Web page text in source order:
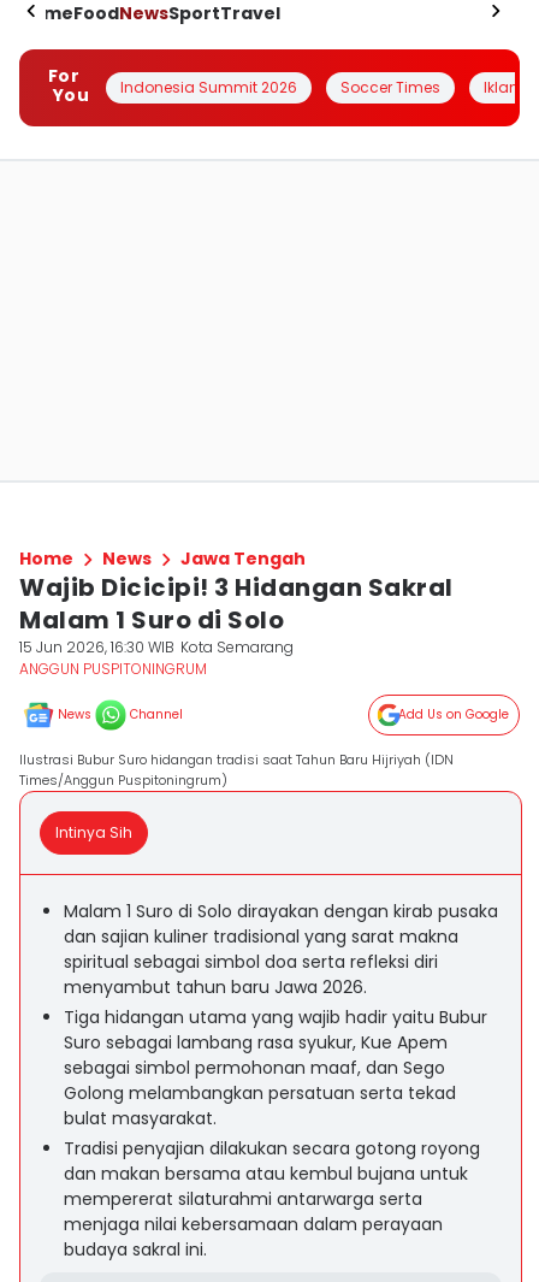
HomeFoodNewsSportTravel
For
You
Indonesia Summit 2026 Soccer Times Iklanin
Home News Jawa Tengah
Wajib Dicicipi! 3 Hidangan Sakral
Malam 1 Suro di Solo
15 Jun 2026, 16:30 WIB Kota Semarang
ANGGUN PUSPITONINGRUM
News Channel Add Us on Google
Ilustrasi Bubur Suro hidangan tradisi saat Tahun Baru Hijriyah (IDN
Times/Anggun Puspitoningrum)
Intinya Sih
Malam 1 Suro di Solo dirayakan dengan kirab pusaka
dan sajian kuliner tradisional yang sarat makna
spiritual sebagai simbol doa serta refleksi diri
menyambut tahun baru Jawa 2026.
Tiga hidangan utama yang wajib hadir yaitu Bubur
Suro sebagai lambang rasa syukur, Kue Apem
sebagai simbol permohonan maaf, dan Sego
Golong melambangkan persatuan serta tekad
bulat masyarakat.
Tradisi penyajian dilakukan secara gotong royong
dan makan bersama atau kembul bujana untuk
mempererat silaturahmi antarwarga serta
menjaga nilai kebersamaan dalam perayaan
budaya sakral ini.